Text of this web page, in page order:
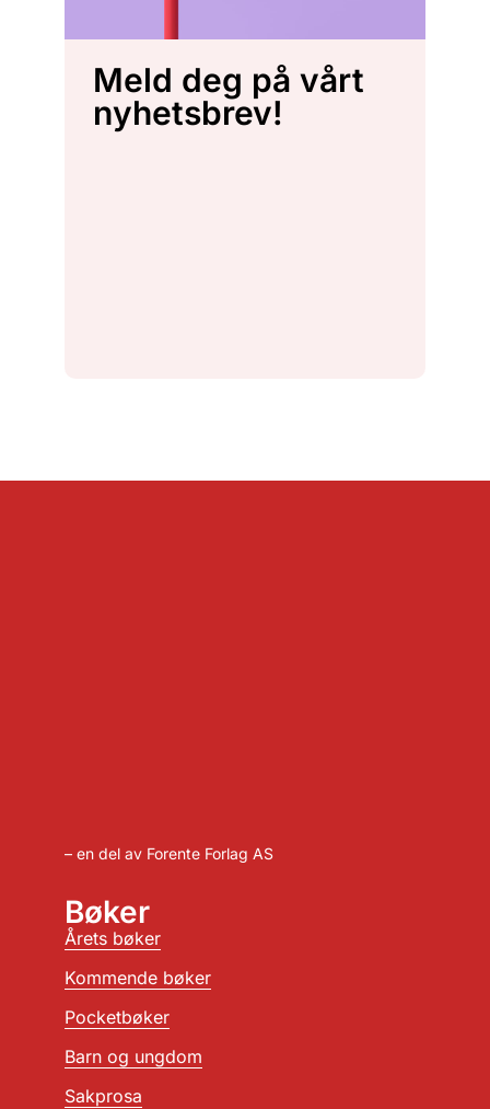
Meld deg på vårt
nyhetsbrev!
– en del av Forente Forlag AS
Bøker
Årets bøker
Kommende bøker
Pocketbøker
Barn og ungdom
Sakprosa